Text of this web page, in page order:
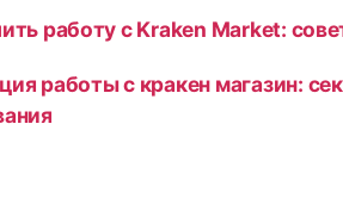
работу с Kraken Market:
работы с кракен магазин: